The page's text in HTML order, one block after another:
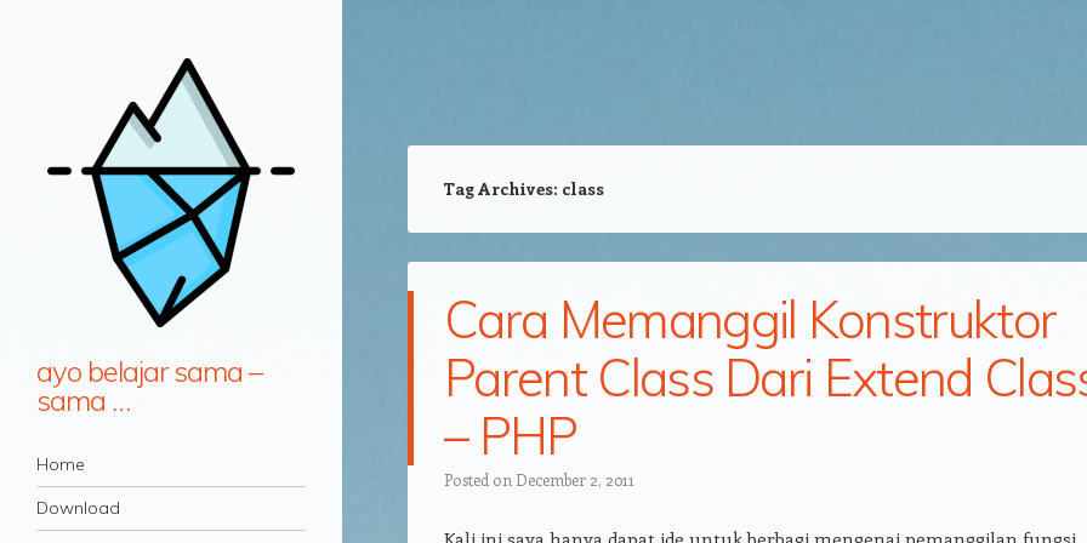
ayo belajar sama –
sama …
Navigation
Skip to content
Home
Download
Tag Archives: class
Cara Memanggil Konstruktor
Parent Class Dari Extend
– PHP
Posted on December 2, 2011
Kali ini saya hanya dapat ide untuk berbagi mengenai pemanggilan fungsi